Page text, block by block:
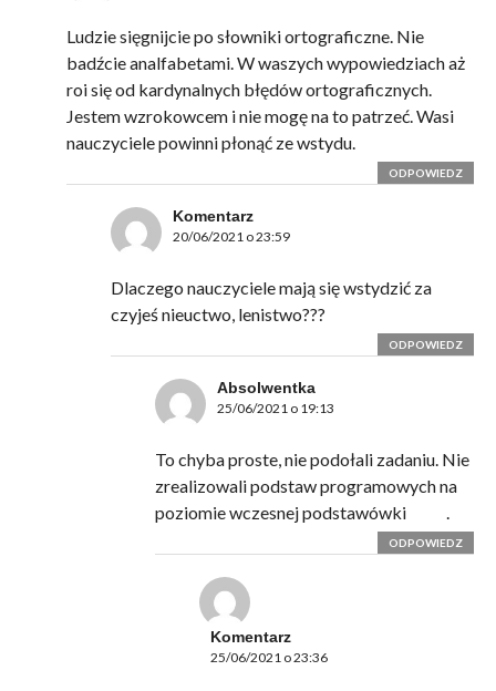
Ludzie sięgnijcie po słowniki ortograficzne. Nie
badźcie analfabetami. W waszych wypowiedziach aż
roi się od kardynalnych błędów ortograficznych.
Jestem wzrokowcem i nie mogę na to patrzeć. Wasi
nauczyciele powinni płonąć ze wstydu.
ODPOWIEDZ
Komentarz
20/06/2021 o 23:59
Dlaczego nauczyciele mają się wstydzić za
czyjeś nieuctwo, lenistwo???
ODPOWIEDZ
Absolwentka
25/06/2021 o 19:13
To chyba proste, nie podołali zadaniu. Nie
zrealizowali podstaw programowych na
poziomie wczesnej podstawówki
.
ODPOWIEDZ
Komentarz
25/06/2021 o 23:36